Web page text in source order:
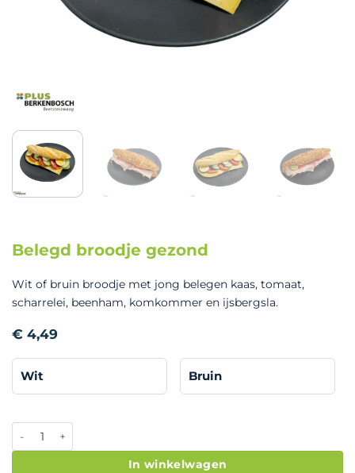
Belegd broodje gezond
Wit of bruin broodje met jong belegen kaas, tomaat,
scharrelei, beenham, komkommer en ijsbergsla.
€ 4,49
Wit Bruin
Belegd broodje gezond aantal
In winkelwagen